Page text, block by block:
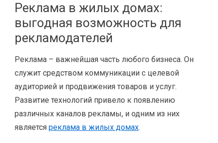
Реклама в жилых домах:
выгодная возможность для
рекламодателей
Реклама – важнейшая часть любого бизнеса. Он
служит средством коммуникации с целевой
аудиторией и продвижения товаров и услуг.
Развитие технологий привело к появлению
различных каналов рекламы, и одним из них
является реклама в жилых домах.